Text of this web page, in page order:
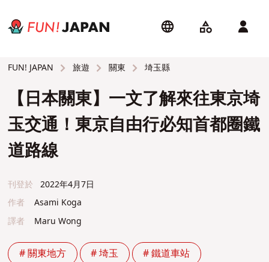
FUN! JAPAN 旅遊 關東 埼玉縣
【日本關東】一文了解來往東京埼
玉交通！東京自由行必知首都圈鐵
道路線
刊登於
2022年4月7日
作者
Asami Koga
譯者
Maru Wong
# 關東地方 # 埼玉 # 鐵道車站